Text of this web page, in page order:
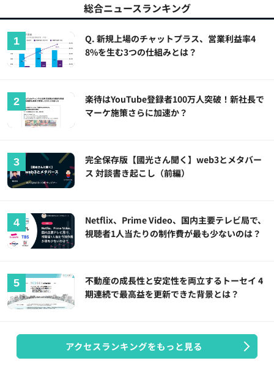
総合ニュースランキング
Q. 新規上場のチャットプラス、営業利益率4
8%を生む3つの仕組みとは？
楽待はYouTube登録者100万人突破！新社長で
マーケ施策さらに加速か？
完全保存版【國光さん聞く】web3とメタバー
ス 対談書き起こし（前編）
Netflix、Prime Video、国内主要テレビ局で、
視聴者1人当たりの制作費が最も少ないのは？
不動産の成長性と安定性を両立するトーセイ 4
期連続で最高益を更新できた背景とは？
アクセスランキングをもっと見る